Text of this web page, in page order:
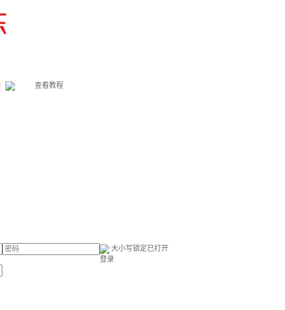
查看教程
大小写锁定已打开
登录